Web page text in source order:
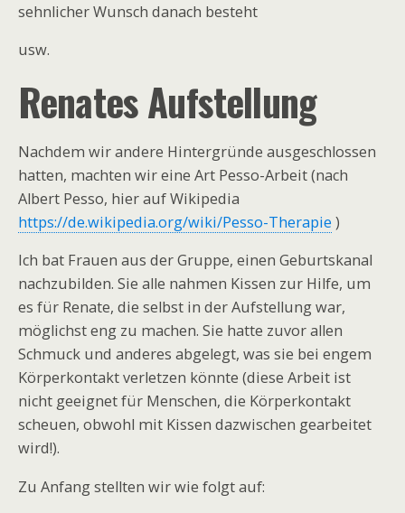
sehnlicher Wunsch danach besteht
usw.
Renates Aufstellung
Nachdem wir andere Hintergründe ausgeschlossen
hatten, machten wir eine Art Pesso-Arbeit (nach
Albert Pesso, hier auf Wikipedia
https://de.wikipedia.org/wiki/Pesso-Therapie )
Ich bat Frauen aus der Gruppe, einen Geburtskanal
nachzubilden. Sie alle nahmen Kissen zur Hilfe, um
es für Renate, die selbst in der Aufstellung war,
möglichst eng zu machen. Sie hatte zuvor allen
Schmuck und anderes abgelegt, was sie bei engem
Körperkontakt verletzen könnte (diese Arbeit ist
nicht geeignet für Menschen, die Körperkontakt
scheuen, obwohl mit Kissen dazwischen gearbeitet
wird!).
Zu Anfang stellten wir wie folgt auf: